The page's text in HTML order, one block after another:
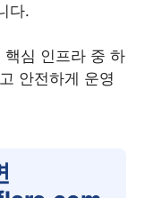
다.
핵심 인프라 중 하
안전하게 운영